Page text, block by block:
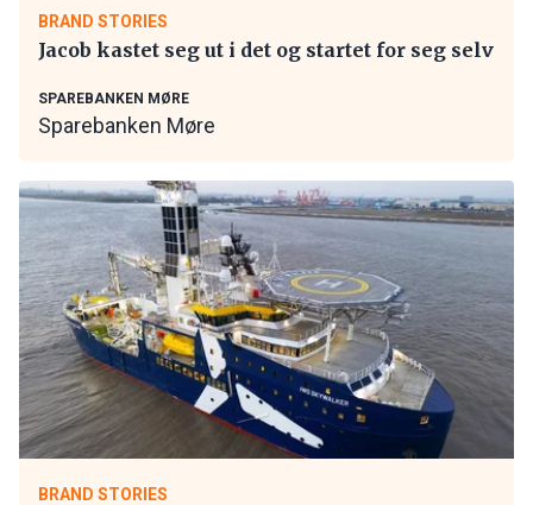
BRAND STORIES
Jacob kastet seg ut i det og startet for seg selv
SPAREBANKEN MØRE
Sparebanken Møre
BRAND STORIES